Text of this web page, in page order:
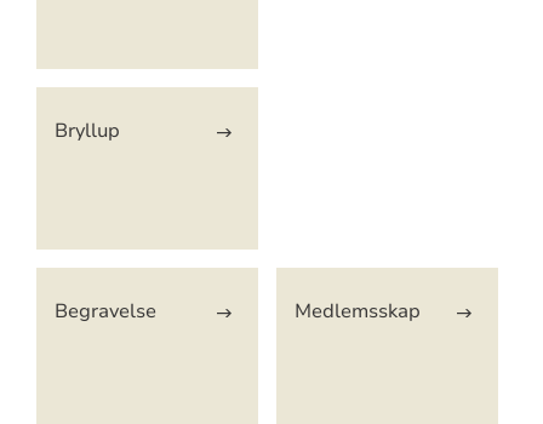
Bryllup
Begravelse Medlemsskap